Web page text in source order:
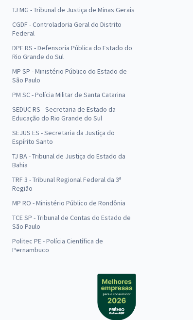
TJ MG - Tribunal de Justiça de Minas Gerais
CGDF - Controladoria Geral do Distrito
Federal
DPE RS - Defensoria Pública do Estado do
Rio Grande do Sul
MP SP - Ministério Público do Estado de
São Paulo
PM SC - Polícia Militar de Santa Catarina
SEDUC RS - Secretaria de Estado da
Educação do Rio Grande do Sul
SEJUS ES - Secretaria da Justiça do
Espírito Santo
TJ BA - Tribunal de Justiça do Estado da
Bahia
TRF 3 - Tribunal Regional Federal da 3ª
Região
MP RO - Ministério Público de Rondônia
TCE SP - Tribunal de Contas do Estado de
São Paulo
Politec PE - Polícia Científica de
Pernambuco